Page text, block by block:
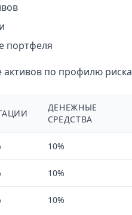
портфеля
по профилю риска
ДЕНЕЖНЫЕ
СРЕДСТВА
10%
10%
10%